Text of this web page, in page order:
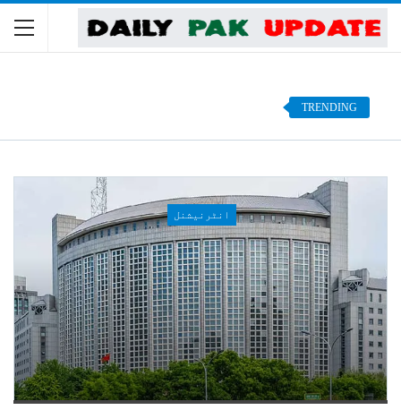
TRENDING
انٹرنیشنل